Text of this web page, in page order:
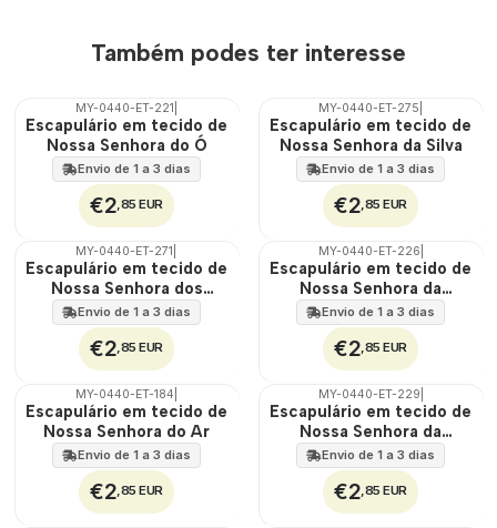
Também podes ter interesse
🇵🇹
100%
ÁGUA
MY-0440-ET-221
Escapulário em tecido de
Nossa Senhora do Ó
Envio de 1 a 3 dias
€2,85 EUR
🇵🇹
100%
ÁGUA
MY-0440-ET-275
Escapulário em tecido de
Nossa Senhora da Silva
Envio de 1 a 3 dias
€2,85 EUR
🇵🇹
100%
ÁGUA
MY-0440-ET-271
Escapulário em tecido de
Nossa Senhora dos
Mártires
Envio de 1 a 3 dias
€2,85 EUR
🇵🇹
100%
ÁGUA
MY-0440-ET-226
Escapulário em tecido de
Nossa Senhora da
Peneda
Envio de 1 a 3 dias
€2,85 EUR
🇵🇹
100%
ÁGUA
MY-0440-ET-184
Escapulário em tecido de
Nossa Senhora do Ar
Envio de 1 a 3 dias
€2,85 EUR
🇵🇹
100%
ÁGUA
MY-0440-ET-229
Escapulário em tecido de
Nossa Senhora da
Piedade
Envio de 1 a 3 dias
€2,85 EUR